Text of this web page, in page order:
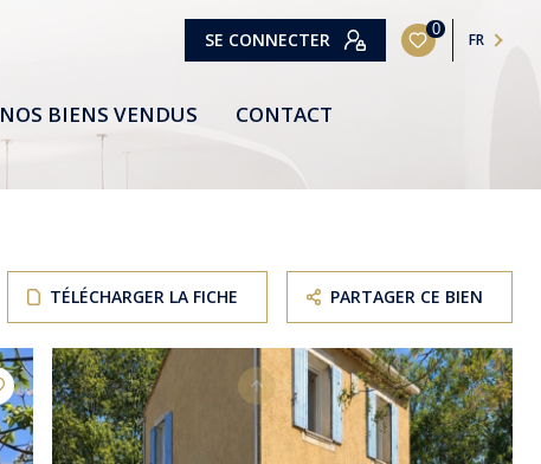
SE CONNECTER 0
FR
NOS BIENS VENDUS CONTACT
TÉLÉCHARGER LA FICHE PARTAGER CE BIEN